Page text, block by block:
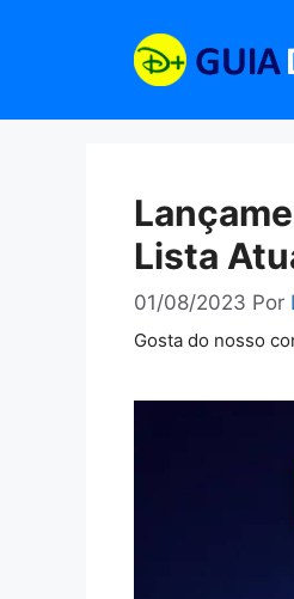
Lista
01/08/2023 Por
Gosta do nosso